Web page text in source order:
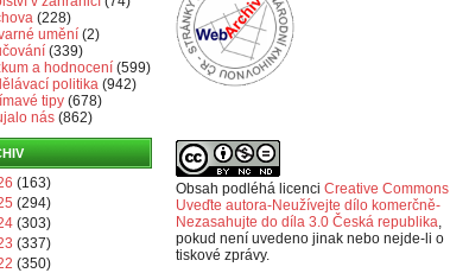
(228)
umění (2)
(339)
a hodnocení (599)
politika (942)
tipy (678)
nás (862)
(163)
(294)
(303)
(337)
(350)
Obsah podléhá licenci Creative Commons
Uveďte autora-Neužívejte dílo komerčně-
Nezasahujte do díla 3.0 Česká republika,
pokud není uvedeno jinak nebo nejde-li o
tiskové zprávy.